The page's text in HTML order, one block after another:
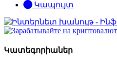
Կապույտ
Կատեգորիաներ